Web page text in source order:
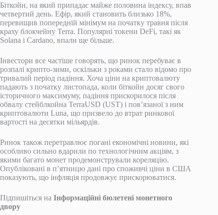
Біткойн, на який припадає майже половина індексу, впав
четвертий день. Ефір, який становить близько 18%,
перевищив попередній мінімум на початку травня після
краху блокчейну Terra. Популярні токени DeFi, такі як
Solana і Cardano, впали ще більше.
Інвестори все частіше говорять, що ринок перебуває в
розпалі крипто-зими, оскільки з роками стало відомо про
тривалий період падіння. Хоча ціни на криптовалюту
падають з початку листопада, коли біткойн досяг свого
історичного максимуму, падіння прискорилося після
обвалу стейблкойна TerraUSD (UST) і пов’язаної з ним
криптовалюти Luna, що призвело до втрат ринкової
вартості на десятки мільярдів.
Ринок також перетравлює погані економічні новини, які
особливо сильно вдарили по технологічним акціям, з
якими багато монет продемонстрували кореляцію.
Опубліковані в п’ятницю дані про споживчі ціни в США
показують, що інфляція продовжує прискорюватися.
Підпишіться на Інформаційні бюлетені монетного
двору